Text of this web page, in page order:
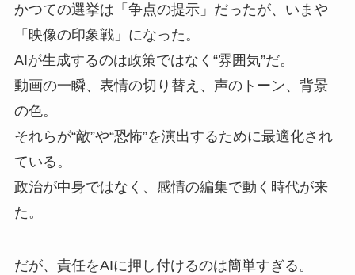
かつての選挙は「争点の提示」だったが、いまや
「映像の印象戦」になった。
AIが生成するのは政策ではなく“雰囲気”だ。
動画の一瞬、表情の切り替え、声のトーン、背景
の色。
それらが“敵”や“恐怖”を演出するために最適化され
ている。
政治が中身ではなく、感情の編集で動く時代が来
た。
だが、責任をAIに押し付けるのは簡単すぎる。